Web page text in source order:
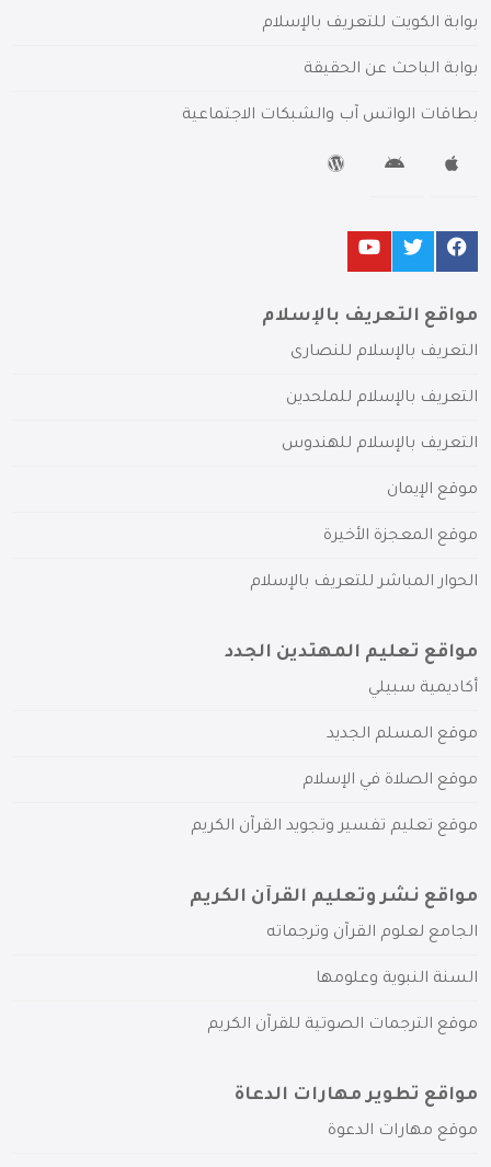
بوابة الكويت للتعريف بالإسلام
بوابة الباحث عن الحقيقة
بطاقات الواتس آب والشبكات الاجتماعية
مواقع التعريف بالإسلام
التعريف بالإسلام للنصارى
التعريف بالإسلام للملحدين
التعريف بالإسلام للهندوس
موقع الإيمان
موقع المعجزة الأخيرة
الحوار المباشر للتعريف بالإسلام
مواقع تعليم المهتدين الجدد
أكاديمية سبيلي
موقع المسلم الجديد
موقع الصلاة في الإسلام
موقع تعليم تفسير وتجويد القرآن الكريم
مواقع نشر وتعليم القرآن الكريم
الجامع لعلوم القرآن وترجماته
السنة النبوية وعلومها
موقع الترجمات الصوتية للقرآن الكريم
مواقع تطوير مهارات الدعاة
موقع مهارات الدعوة